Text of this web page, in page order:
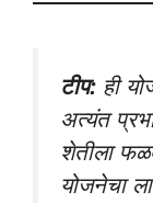
टीप: ही
अत्यंत
शेतीला
योजनेचा